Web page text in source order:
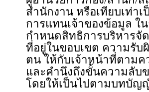
สำนักงาน หรือเทียบเท่าเ
การแทนเจ้าของข้อมูล ใ
กำหนดสิทธิการบริหารจั
ที่อยู่ในขอบเขต ความรับ
ตน ให้กับเจ้าหน้าที่ตามค
และคำนึงถึงขั้นความลับ
โดยให้เป็นไปตามบทบัญ